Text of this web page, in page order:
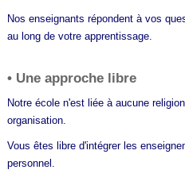
Nos enseignants répondent à vos
au long de votre apprentissage.
• Une approche libre
Notre école n'est liée à aucune
organisation.
Vous êtes libre d'intégrer les
personnel.